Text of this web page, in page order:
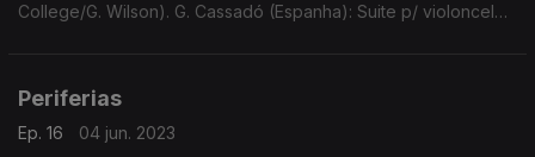
College/G. Wilson). G. Cassadó (Espanha): Suite p/ violoncelo
Periferias
Ep. 16 04 jun. 2023